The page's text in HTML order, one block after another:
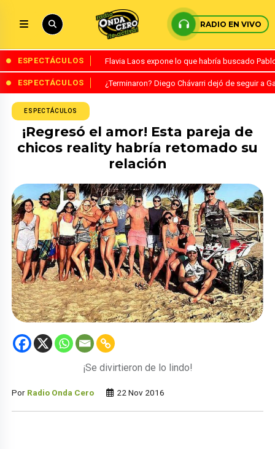
RADIO EN VIVO
ESPECTÁCULOS Flavia Laos expone lo que habría buscado
ESPECTÁCULOS ¿Terminaron? Diego Chávarri dejó de seguir a
ESPECTÁCULOS
¡Regresó el amor! Esta pareja de
chicos reality habría retomado su
relación
¡Se divirtieron de lo lindo!
Por Radio Onda Cero 22 Nov 2016